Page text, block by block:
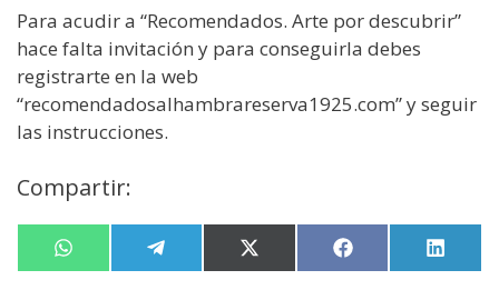
Para acudir a “Recomendados. Arte por descubrir”
hace falta invitación y para conseguirla debes
registrarte en la web
“recomendadosalhambrareserva1925.com” y seguir
las instrucciones.
Compartir:
Compartir
en
W
h
Compartir
en
e
Compartir
en
X
(
Compartir
en
F
a en
L
i